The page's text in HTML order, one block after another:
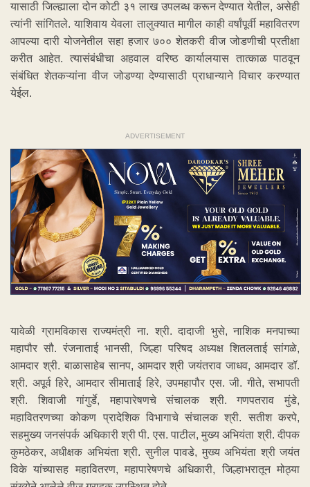
यासाठी जिल्ह्याला दोन कोटी ३१ लाख उपलब्ध करून देण्यात येतील, असेही
त्यांनी सांगितले. याशिवाय येवला तालुक्यात मागील काही वर्षांपूर्वी महावितरण
आपल्या दारी योजनेतील सहा हजार ७०० शेतकरी वीज जोडणीची प्रतीक्षा
करीत आहेत. त्यासंबंधीचा अहवाल वरिष्ठ कार्यालयास तात्काळ पाठवून
संबंधित शेतकऱ्यांना वीज जोडण्या देण्यासाठी प्राधान्याने विचार करण्यात
येईल.
ADVERTISEMENT
यावेळी ग्रामविकास राज्यमंत्री ना. श्री. दादाजी भुसे, नाशिक मनपाच्या
महापौर सौ. रंजनाताई भानसी, जिल्हा परिषद अध्यक्ष शितलताई सांगळे,
आमदार श्री. बाळासाहेब सानप, आमदार श्री जयंतराव जाधव, आमदार डॉ.
श्री. अपूर्व हिरे, आमदार सीमाताई हिरे, उपमहापौर एस. जी. गीते, सभापती
श्री. शिवाजी गांगुर्डे, महापारेषणचे संचालक श्री. गणपतराव मुंडे,
महावितरणच्या कोकण प्रादेशिक विभागाचे संचालक श्री. सतीश करपे,
सहमुख्य जनसंपर्क अधिकारी श्री पी. एस. पाटील, मुख्य अभियंता श्री. दीपक
कुमठेकर, अधीक्षक अभियंता श्री. सुनील पावडे, मुख्य अभियंता श्री जयंत
विके यांच्यासह महावितरण, महापारेषणचे अधिकारी, जिल्हाभरातून मोठ्या